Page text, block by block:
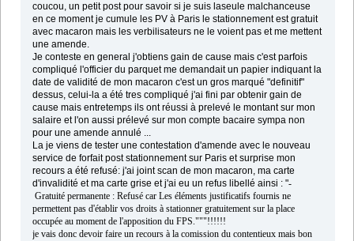
coucou, un petit post pour savoir si je suis laseule malchanceuse
en ce moment je cumule les PV à Paris le stationnement est gratuit
avec macaron mais les verbilisateurs ne le voient pas et me mettent
une amende.
Je conteste en general j'obtiens gain de cause mais c'est parfois
compliqué l'officier du parquet me demandait un papier indiquant la
date de validité de mon macaron c'est un gros marqué "definitif"
dessus, celui-la a été tres compliqué j'ai fini par obtenir gain de
cause mais entretemps ils ont réussi à prelevé le montant sur mon
salaire et l'on aussi prélevé sur mon compte bacaire sympa non
pour une amende annulé ...
La je viens de tester une contestation d'amende avec le nouveau
service de forfait post stationnement sur Paris et surprise mon
recours a été refusé: j'ai joint scan de mon macaron, ma carte
d'invalidité et ma carte grise et j'ai eu un refus libellé ainsi : "-
Gratuité permanente : Refusé car Les éléments justificatifs fournis ne
permettent pas d'établir vos droits à stationner gratuitement sur la place
occupée au moment de l'apposition du FPS."""!!!!!!
je vais donc devoir faire un recours à la comission du contentieux mais bon